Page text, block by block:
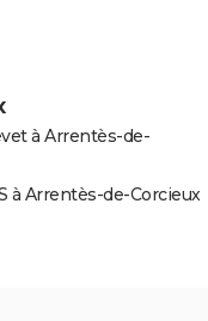
à Arrentès-de-
à Arrentès-de-Corcieux